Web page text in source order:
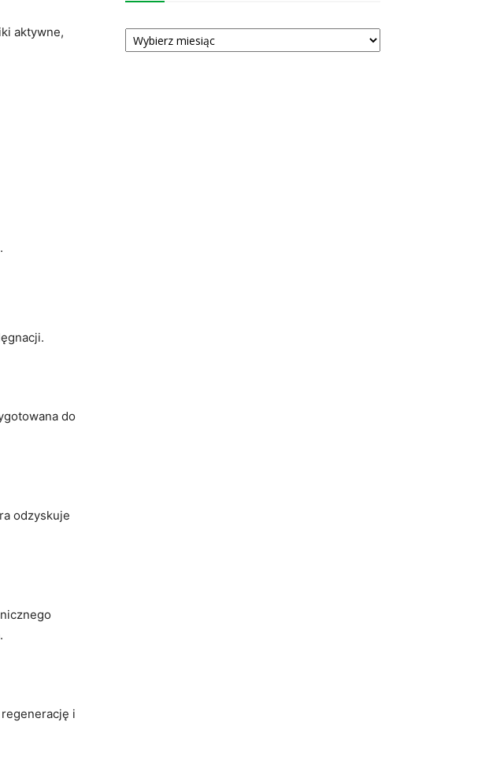
aktywne,
do
odzyskuje
i
ARCHIWUM
NUMERÓW